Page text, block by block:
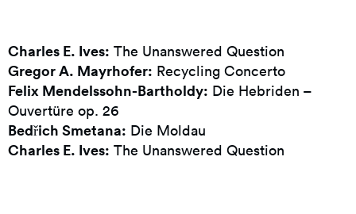
Charles E. Ives: The Unanswered Question
Gregor A. Mayrhofer: Recycling Concerto
Felix Mendelssohn-Bartholdy: Die Hebriden –
Ouvertüre op. 26
Bedřich Smetana: Die Moldau
Charles E. Ives: The Unanswered Question